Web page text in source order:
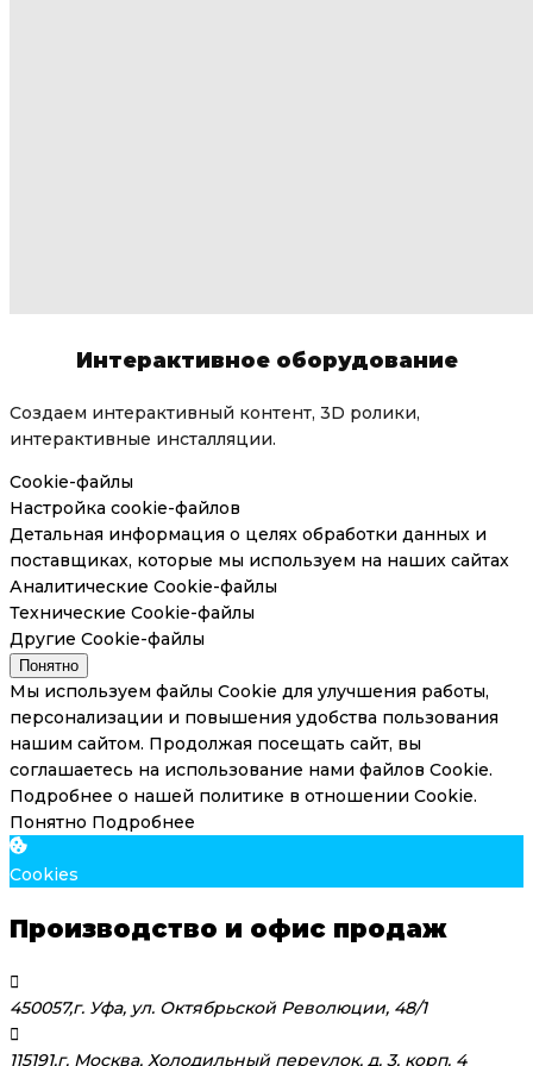
Интерактивное оборудование
Создаем интерактивный контент, 3D ролики,
интерактивные инсталляции.
Cookie-файлы
Настройка cookie-файлов
Детальная информация о целях обработки данных и
поставщиках, которые мы используем на наших сайтах
Аналитические Cookie-файлы
Технические Cookie-файлы
Другие Cookie-файлы
Понятно
Мы используем файлы Cookie для улучшения работы,
персонализации и повышения удобства пользования
нашим сайтом. Продолжая посещать сайт, вы
соглашаетесь на использование нами файлов Cookie.
Подробнее о нашей политике в отношении Cookie.
Понятно Подробнее
Cookies
Производство и офис продаж
450057,г. Уфа, ул. Октябрьской Революции, 48/1
115191,г. Москва, Холодильный переулок, д. 3, корп. 4